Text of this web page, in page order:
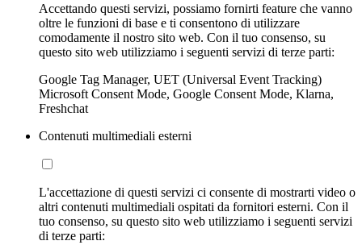
Accettando questi servizi, possiamo fornirti feature che vanno
oltre le funzioni di base e ti consentono di utilizzare
comodamente il nostro sito web. Con il tuo consenso, su
questo sito web utilizziamo i seguenti servizi di terze parti:
Google Tag Manager, UET (Universal Event Tracking)
Microsoft Consent Mode, Google Consent Mode, Klarna,
Freshchat
Contenuti multimediali esterni
L'accettazione di questi servizi ci consente di mostrarti video o
altri contenuti multimediali ospitati da fornitori esterni. Con il
tuo consenso, su questo sito web utilizziamo i seguenti servizi
di terze parti: